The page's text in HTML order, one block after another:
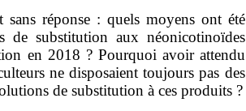
sans réponse : quels moyens ont été
de substitution aux néonicotinoïdes
en 2018 ? Pourquoi avoir attendu
ne disposaient toujours pas des
de substitution à ces produits ?